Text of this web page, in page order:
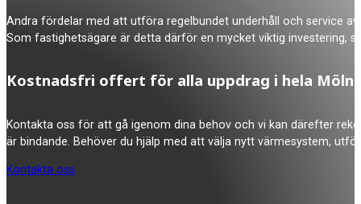
Andra fördelar med att utföra regelbundet underhåll och service
Som fastighetsägare är detta därför en mycket viktig investering,
Kostnadsfri offert för alla uppdrag i hela
Kontakta oss för att gå igenom dina behov och vi kan därefter
är bindande. Behöver du hjälp med att välja nytt värmesystem,
Kontakta oss